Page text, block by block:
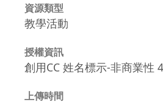
資源類型
教學活動
授權資訊
創用CC 姓名標示-非商業性
上傳時間